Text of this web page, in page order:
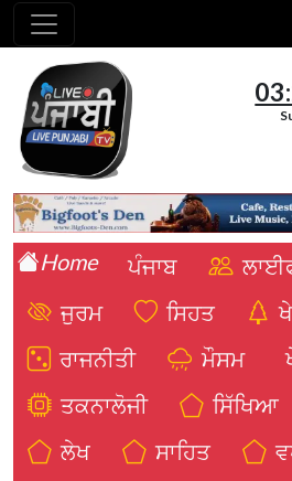
Home ਪੰਜਾਬ
ਜੁਰਮ
ਸਿਹਤ
ਰਾਜਨੀਤੀ
ਮੌਸਮ
ਤਕਨਾਲੋਜੀ
ਸਿੱਖਿਆ
ਲੇਖ
ਸਾਹਿਤ